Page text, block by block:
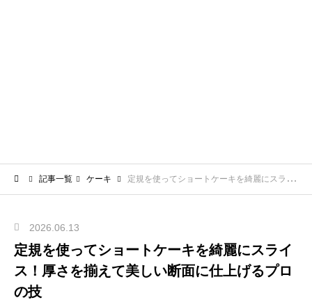
記事一覧 ケーキ 定規を使ってショートケーキを綺麗にスライス！厚さを揃えて美しい断面に仕上げるプロの技
2026.06.13
定規を使ってショートケーキを綺麗にスライ
ス！厚さを揃えて美しい断面に仕上げるプロ
の技